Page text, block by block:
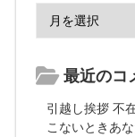
最近のコ
引越し挨拶 不
こないときあ